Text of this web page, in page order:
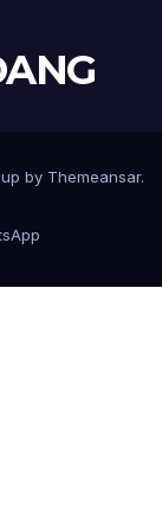
by Themeansar.